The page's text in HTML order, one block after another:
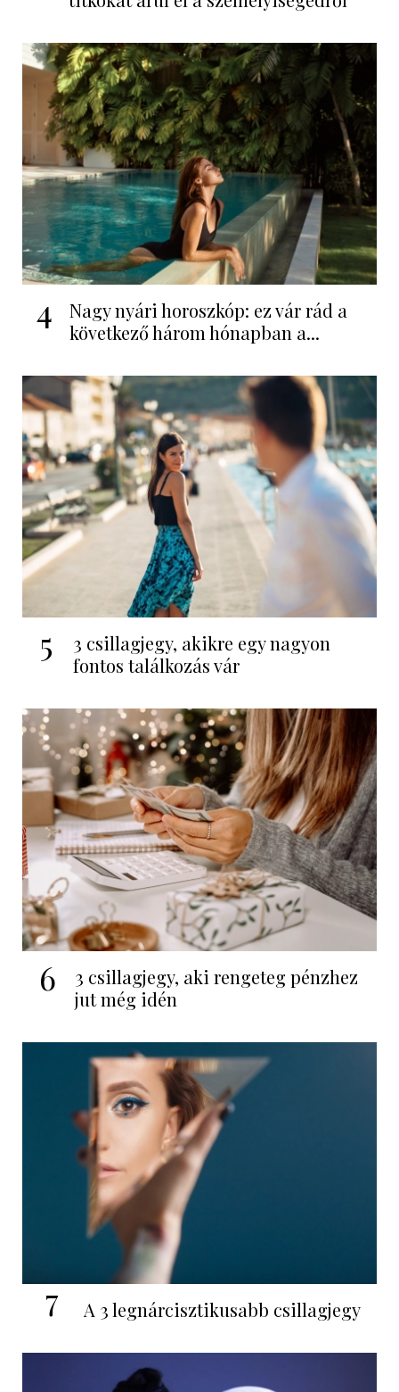
4
Nagy nyári horoszkóp: ez vár rád a
következő három hónapban a...
5
3 csillagjegy, akikre egy nagyon
fontos találkozás vár
6
3 csillagjegy, aki rengeteg pénzhez
jut még idén
7 A 3 legnárcisztikusabb csillagjegy